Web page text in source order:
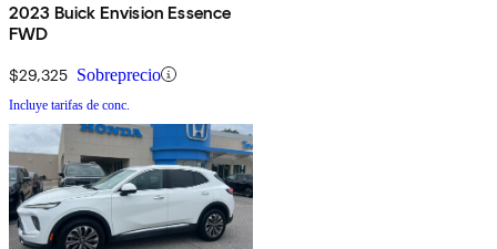
2023 Buick Envision Essence
FWD
$29,325 Sobreprecio
Incluye tarifas de conc.